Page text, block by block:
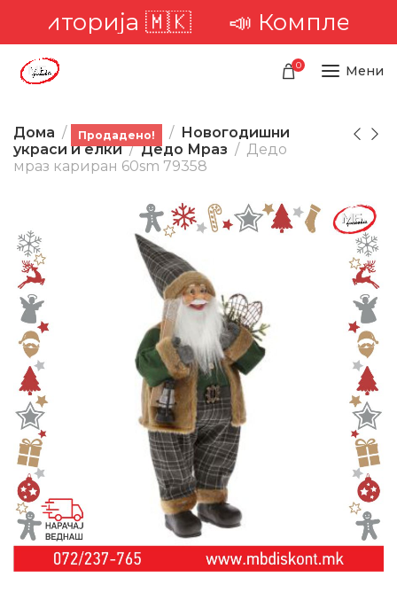
🇲🇰 📣 Комплетна
0 Мени
Дома Производи
Новогодишни
украси и елки
Дедо Мраз
Дедо
мраз кариран 60sm 79358
Продадено!